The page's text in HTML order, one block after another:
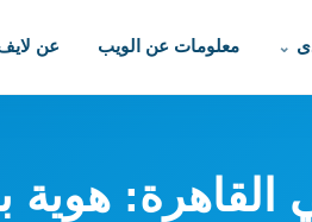
معلومات عن الويب عن
هوية